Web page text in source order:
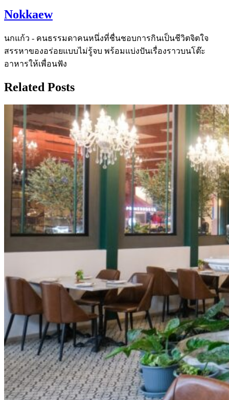
Nokkaew
นกแก้ว - คนธรรมดาคนหนึ่งที่ชื่นชอบการกินเป็นชีวิตจิตใจ
สรรหาของอร่อยแบบไม่รู้จบ พร้อมแบ่งปันเรื่องราวบนโต๊ะ
อาหารให้เพื่อนฟัง
Related Posts